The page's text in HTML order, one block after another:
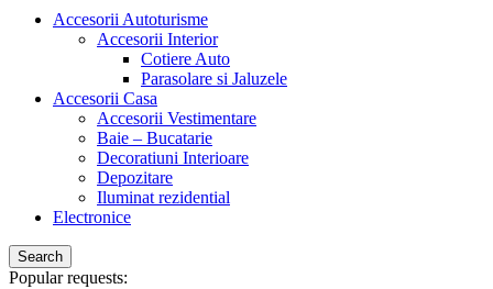
Accesorii Autoturisme
Accesorii Interior
Cotiere Auto
Parasolare si Jaluzele
Accesorii Casa
Accesorii Vestimentare
Baie – Bucatarie
Decoratiuni Interioare
Depozitare
Iluminat rezidential
Electronice
Search
Popular requests: